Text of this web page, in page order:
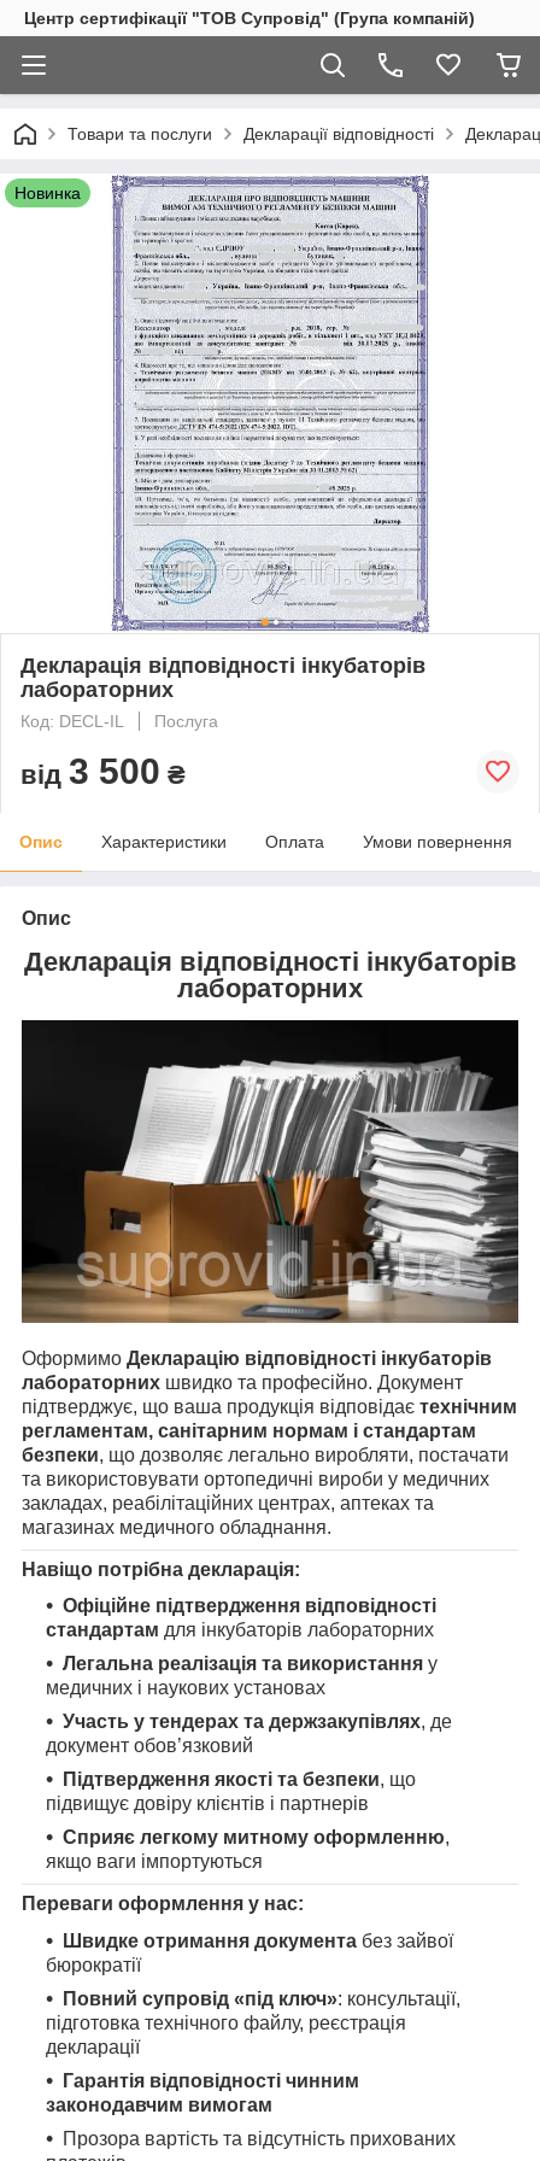
Центр сертифікації "ТОВ Супровід" (Група компаній)
Товари та послуги Декларації відповідності
Новинка
Декларація відповідності інкубаторів
лабораторних
Код: DECL-IL Послуга
від 3 500 ₴
Опис Характеристики Оплата Умови повернення
Опис
Декларація відповідності інкубаторів
лабораторних
Оформимо Декларацію відповідності інкубаторів
лабораторних швидко та професійно. Документ
підтверджує, що ваша продукція відповідає технічним
регламентам, санітарним нормам і стандартам
безпеки, що дозволяє легально виробляти, постачати
та використовувати ортопедичні вироби у медичних
закладах, реабілітаційних центрах, аптеках та
магазинах медичного обладнання.
Навіщо потрібна декларація:
Офіційне підтвердження відповідності
стандартам для інкубаторів лабораторних
Легальна реалізація та використання у
медичних і наукових установах
Участь у тендерах та держзакупівлях, де
документ обов’язковий
Підтвердження якості та безпеки, що
підвищує довіру клієнтів і партнерів
Сприяє легкому митному оформленню,
якщо ваги імпортуються
Переваги оформлення у нас:
Швидке отримання документа без зайвої
бюрократії
Повний супровід «під ключ»: консультації,
підготовка технічного файлу, реєстрація
декларації
Гарантія відповідності чинним
законодавчим вимогам
Прозора вартість та відсутність прихованих